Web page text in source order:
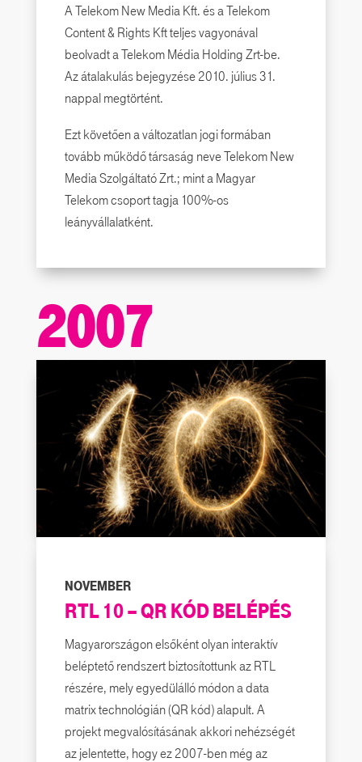
A Telekom New Media Kft. és a Telekom
Content & Rights Kft teljes vagyonával
beolvadt a Telekom Média Holding Zrt-be.
Az átalakulás bejegyzése 2010. július 31.
nappal megtörtént.
Ezt követően a változatlan jogi formában
tovább működő társaság neve Telekom New
Media Szolgáltató Zrt.; mint a Magyar
Telekom csoport tagja 100%-os
leányvállalatként.
2007
NOVEMBER
RTL 10 – QR KÓD BELÉPÉS
Magyarországon elsőként olyan interaktív
beléptető rendszert biztosítottunk az RTL
részére, mely egyedülálló módon a data
matrix technológián (QR kód) alapult. A
projekt megvalósításának akkori nehézségét
az jelentette, hogy ez 2007-ben még az